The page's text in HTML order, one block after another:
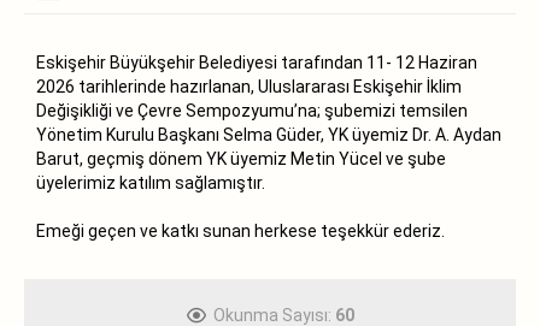
Eskişehir Büyükşehir Belediyesi tarafından 11- 12 Haziran
2026 tarihlerinde hazırlanan, Uluslararası Eskişehir İklim
Değişikliği ve Çevre Sempozyumu’na; şubemizi temsilen
Yönetim Kurulu Başkanı Selma Güder, YK üyemiz Dr. A. Aydan
Barut, geçmiş dönem YK üyemiz Metin Yücel ve şube
üyelerimiz katılım sağlamıştır.
Emeği geçen ve katkı sunan herkese teşekkür ederiz.
Okunma Sayısı: 60